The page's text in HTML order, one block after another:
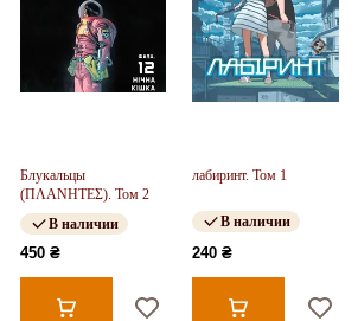
Блукальцы
(ΠΛΑΝΗΤΕΣ). Том 2
В наличии
450 ₴
лабиринт. Том 1
В наличии
240 ₴